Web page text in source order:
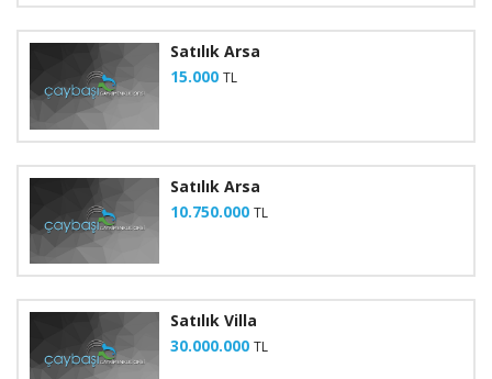
Satılık Arsa
15.000 TL
Satılık Arsa
10.750.000 TL
Satılık Villa
30.000.000 TL